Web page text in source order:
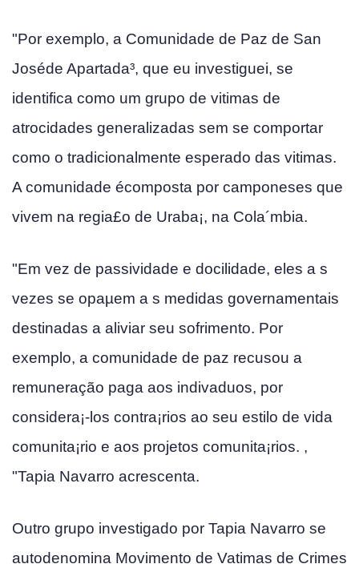
"Por exemplo, a Comunidade de Paz de San
Joséde Apartada³, que eu investiguei, se
identifica como um grupo de vitimas de
atrocidades generalizadas sem se comportar
como o tradicionalmente esperado das vitimas.
A comunidade écomposta por camponeses que
vivem na regia£o de Uraba¡, na Cola´mbia.
"Em vez de passividade e docilidade, eles a s
vezes se opaµem a s medidas governamentais
destinadas a aliviar seu sofrimento. Por
exemplo, a comunidade de paz recusou a
remuneração paga aos indiva­duos, por
considera¡-los contra¡rios ao seu estilo de vida
comunita¡rio e aos projetos comunita¡rios. ,
"Tapia Navarro acrescenta.
Outro grupo investigado por Tapia Navarro se
autodenomina Movimento de Va­timas de Crimes